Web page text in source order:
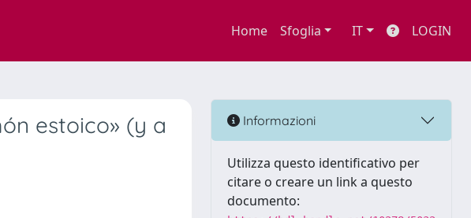
Home Sfoglia IT LOGIN
estoico» (y a
Informazioni
Utilizza questo identificativo per
citare o creare un link a questo
documento: